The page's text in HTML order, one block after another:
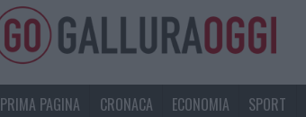
PRIMA PAGINA CRONACA ECONOMIA SPORT